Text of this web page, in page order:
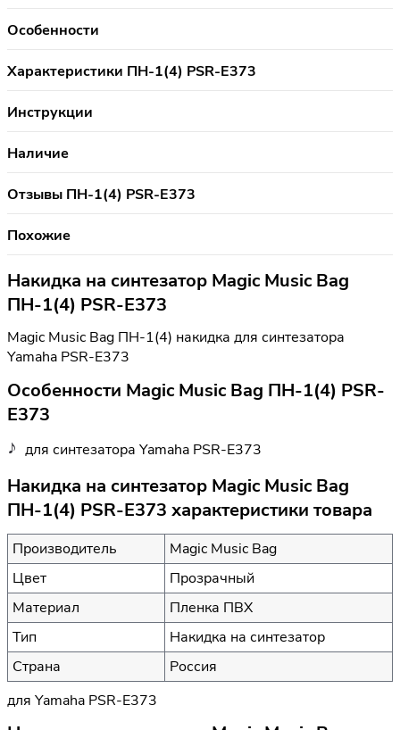
Особенности
Характеристики ПН-1(4) PSR-E373
Инструкции
Наличие
Отзывы ПН-1(4) PSR-E373
Похожие
Накидка на синтезатор Magic Music Bag
ПН-1(4) PSR-E373
Magic Music Bag ПН-1(4) накидка для синтезатора
Yamaha PSR-E373
Особенности Magic Music Bag ПН-1(4) PSR-
E373
для синтезатора Yamaha PSR-E373
Накидка на синтезатор Magic Music Bag
ПН-1(4) PSR-E373 характеристики товара
Производитель
Magic Music Bag
Цвет
Прозрачный
Материал
Пленка ПВХ
Тип
Накидка на синтезатор
Страна
Россия
для Yamaha PSR-E373